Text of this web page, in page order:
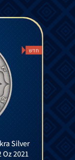
חדש
Silver
2021